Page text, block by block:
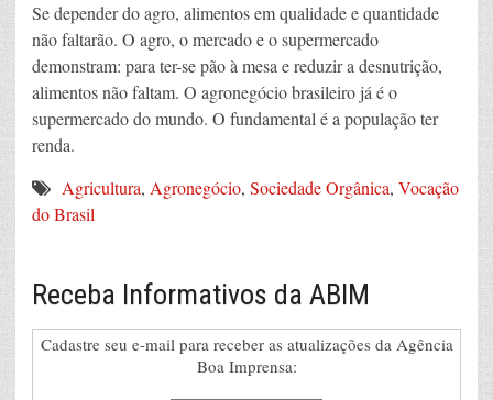
Se depender do agro, alimentos em qualidade e quantidade
não faltarão. O agro, o mercado e o supermercado
demonstram: para ter-se pão à mesa e reduzir a desnutrição,
alimentos não faltam. O agronegócio brasileiro já é o
supermercado do mundo. O fundamental é a população ter
renda.
Agricultura, Agronegócio, Sociedade Orgânica, Vocação
do Brasil
Receba Informativos da ABIM
Cadastre seu e-mail para receber as atualizações da Agência
Boa Imprensa: